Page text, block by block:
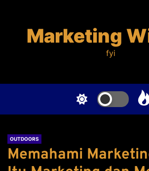
contentMarketing
fyi
OUTDOORS
Memahami